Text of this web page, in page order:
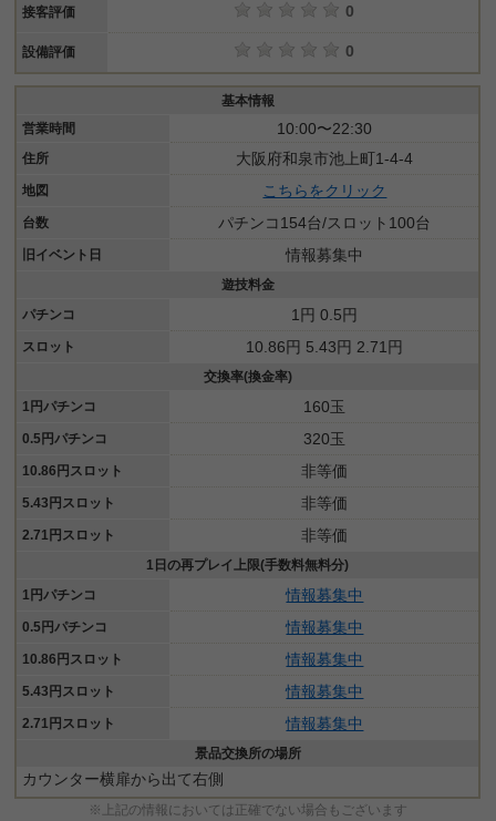
接客評価 0
設備評価 0
基本情報
営業時間
10:00〜22:30
住所 大阪府和泉市池上町1-4-4
地図 こちらをクリック
台数 パチンコ154台/スロット100台
旧イベント日 情報募集中
遊技料金
パチンコ
1円 0.5円
スロット 10.86円 5.43円 2.71円
交換率(換金率)
1円パチンコ
160玉
0.5円パチンコ 320玉
10.86円スロット 非等価
5.43円スロット 非等価
2.71円スロット 非等価
1日の再プレイ上限(手数料無料分)
1円パチンコ
情報募集中
0.5円パチンコ 情報募集中
10.86円スロット 情報募集中
5.43円スロット 情報募集中
2.71円スロット 情報募集中
景品交換所の場所
カウンター横扉から出て右側
※上記の情報においては正確でない場合もございます